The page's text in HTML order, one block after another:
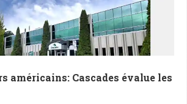
américains: Cascades évalue les